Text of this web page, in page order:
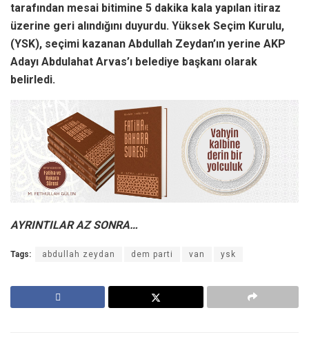
tarafından mesai bitimine 5 dakika kala yapılan itiraz
üzerine geri alındığını duyurdu. Yüksek Seçim Kurulu,
(YSK), seçimi kazanan Abdullah Zeydan’ın yerine AKP
Adayı Abdulahat Arvas’ı belediye başkanı olarak
belirledi.
AYRINTILAR AZ SONRA…
Tags: abdullah zeydan dem parti van ysk